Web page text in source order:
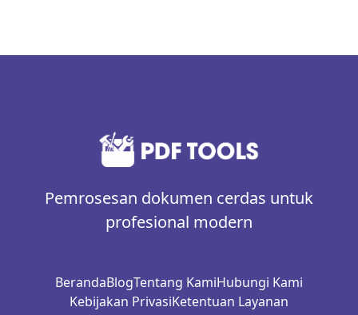
Pemrosesan dokumen cerdas untuk
profesional modern
BerandaBlogTentang KamiHubungi Kami
Kebijakan PrivasiKetentuan Layanan